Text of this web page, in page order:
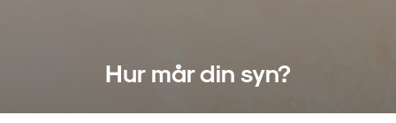
Hur mår din syn?